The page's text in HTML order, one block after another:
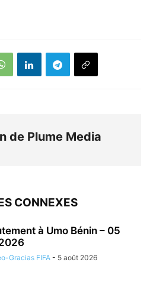
de Plume Media
CONNEXES
à Umo Bénin – 05
Gracias FIFA - 5 août 2026